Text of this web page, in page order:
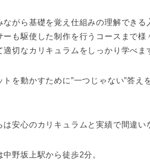
ながら基礎を覚え仕組みの理解でき
ーも駆使した制作を行うコースまで
適切なカリキュラムをしっかり学べま
トを動かすために”一つじゃない”答
は安心のカリキュラムと実績で間違い
中野坂上駅から徒歩2分。